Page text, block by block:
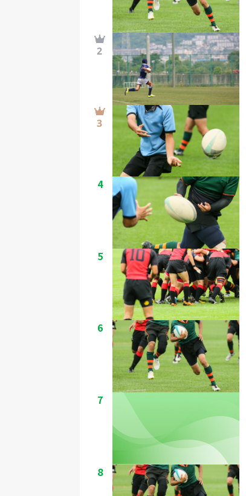
4
5
6
7
8